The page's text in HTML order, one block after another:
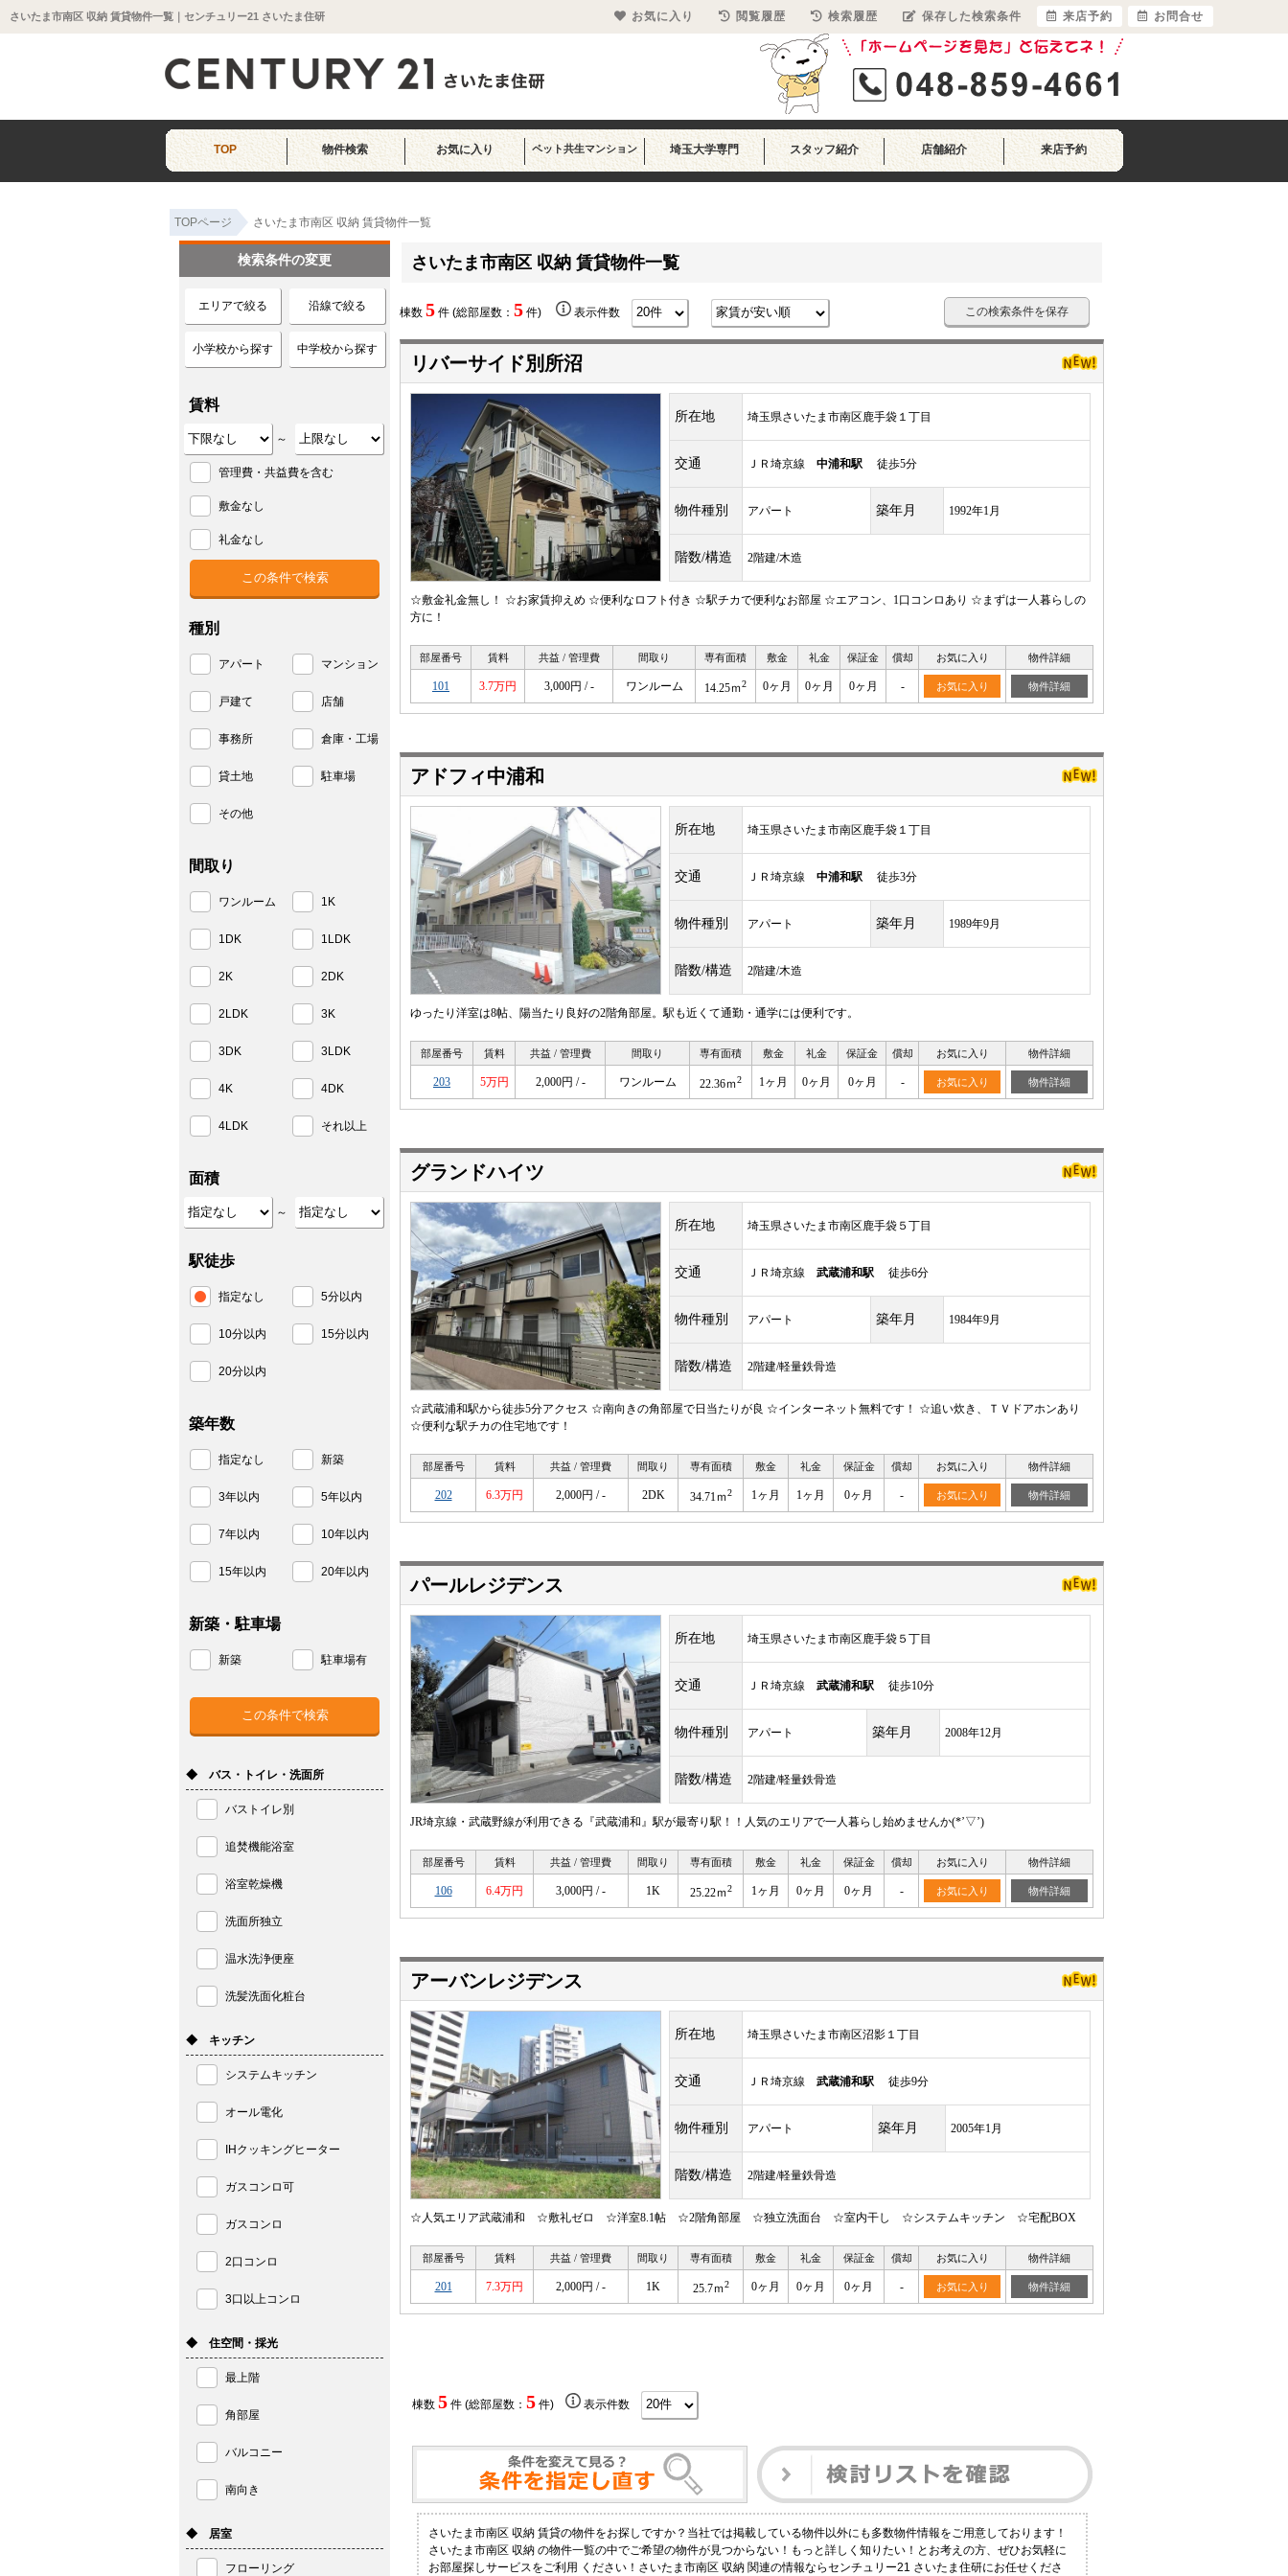
さいたま市南区 収納 賃貸物件一覧｜センチュリー21 さいたま住研
TOP 物件検索 お気に入り ペット共生マンション 埼玉大学専門 スタッフ紹介 店舗紹介 来店予約
TOPページ さいたま市南区 収納 賃貸物件一覧
さいたま市南区 収納 賃貸物件一覧
棟数 5 件 (総部屋数： 5 件) 表示件数 この検索条件を保存
リバーサイド別所沼
所在地 埼玉県さいたま市南区鹿手袋１丁目
交通 ＪＲ埼京線 中浦和駅 徒歩5分
物件種別 アパート 築年月 1992年1月
階数/構造 2階建/木造
☆敷金礼金無し！ ☆お家賃抑えめ ☆便利なロフト付き ☆駅チカで便利なお部屋 ☆エアコン、1口コンロあり ☆まずは一人暮らしの
方に！
部屋番号 賃料 共益 / 管理費 間取り 専有面積 敷金 礼金 保証金 償却 お気に入り 物件詳細
101 3.7万円 3,000円 / - ワンルーム 14.25ｍ2 0ヶ月 0ヶ月 0ヶ月 - お気に入り 物件詳細
アドフィ中浦和
所在地 埼玉県さいたま市南区鹿手袋１丁目
交通 ＪＲ埼京線 中浦和駅 徒歩3分
物件種別 アパート 築年月 1989年9月
階数/構造 2階建/木造
ゆったり洋室は8帖、陽当たり良好の2階角部屋。駅も近くて通勤・通学には便利です。
部屋番号 賃料 共益 / 管理費 間取り 専有面積 敷金 礼金 保証金 償却 お気に入り 物件詳細
203 5万円 2,000円 / - ワンルーム 22.36ｍ2 1ヶ月 0ヶ月 0ヶ月 - お気に入り 物件詳細
グランドハイツ
所在地 埼玉県さいたま市南区鹿手袋５丁目
交通 ＪＲ埼京線 武蔵浦和駅 徒歩6分
物件種別 アパート 築年月 1984年9月
階数/構造 2階建/軽量鉄骨造
☆武蔵浦和駅から徒歩5分アクセス ☆南向きの角部屋で日当たりが良 ☆インターネット無料です！ ☆追い炊き、ＴＶドアホンあり
☆便利な駅チカの住宅地です！
部屋番号 賃料 共益 / 管理費 間取り 専有面積 敷金 礼金 保証金 償却 お気に入り 物件詳細
202 6.3万円 2,000円 / - 2DK 34.71ｍ2 1ヶ月 1ヶ月 0ヶ月 - お気に入り 物件詳細
パールレジデンス
所在地 埼玉県さいたま市南区鹿手袋５丁目
交通 ＪＲ埼京線 武蔵浦和駅 徒歩10分
物件種別 アパート 築年月 2008年12月
階数/構造 2階建/軽量鉄骨造
JR埼京線・武蔵野線が利用できる『武蔵浦和』駅が最寄り駅！！人気のエリアで一人暮らし始めませんか(*’▽’)
部屋番号 賃料 共益 / 管理費 間取り 専有面積 敷金 礼金 保証金 償却 お気に入り 物件詳細
106 6.4万円 3,000円 / - 1K 25.22ｍ2 1ヶ月 0ヶ月 0ヶ月 - お気に入り 物件詳細
アーバンレジデンス
所在地 埼玉県さいたま市南区沼影１丁目
交通 ＪＲ埼京線 武蔵浦和駅 徒歩9分
物件種別 アパート 築年月 2005年1月
階数/構造 2階建/軽量鉄骨造
☆人気エリア武蔵浦和 ☆敷礼ゼロ ☆洋室8.1帖 ☆2階角部屋 ☆独立洗面台 ☆室内干し ☆システムキッチン ☆宅配BOX
部屋番号 賃料 共益 / 管理費 間取り 専有面積 敷金 礼金 保証金 償却 お気に入り 物件詳細
201 7.3万円 2,000円 / - 1K 25.7ｍ2 0ヶ月 0ヶ月 0ヶ月 - お気に入り 物件詳細
棟数 5件 (総部屋数： 5件) 表示件数
さいたま市南区 収納 賃貸の物件をお探しですか？当社では掲載している物件以外にも多数物件情報をご用意しております！
さいたま市南区 収納 の物件一覧の中でご希望の物件が見つからない！もっと詳しく知りたい！とお考えの方、ぜひお気軽に
お部屋探しサービスをご利用 ください！さいたま市南区 収納 関連の情報ならセンチュリー21 さいたま住研にお任せくださ
検索条件の変更
エリアで絞る 沿線で絞る
小学校から探す 中学校から探す
賃料
～
管理費・共益費を含む
敷金なし
礼金なし
種別
アパート マンション
戸建て 店舗
事務所 倉庫・工場
貸土地 駐車場
その他
間取り
ワンルーム 1K
1DK 1LDK
2K 2DK
2LDK 3K
3DK 3LDK
4K 4DK
4LDK それ以上
面積
～
駅徒歩
指定なし 5分以内
10分以内 15分以内
20分以内
築年数
指定なし 新築
3年以内 5年以内
7年以内 10年以内
15年以内 20年以内
新築・駐車場
新築 駐車場有
◆ バス・トイレ・洗面所
バストイレ別
追焚機能浴室
浴室乾燥機
洗面所独立
温水洗浄便座
洗髪洗面化粧台
◆ キッチン
システムキッチン
オール電化
IHクッキングヒーター
ガスコンロ可
ガスコンロ
2口コンロ
3口以上コンロ
◆ 住空間・採光
最上階
角部屋
バルコニー
南向き
◆ 居室
フローリング
お気に入り 閲覧履歴 検索履歴 保存した検索条件 来店予約 お問合せ